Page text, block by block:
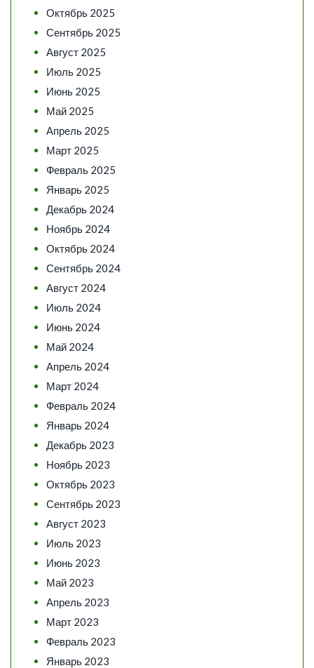
Октябрь 2025
Сентябрь 2025
Август 2025
Июль 2025
Июнь 2025
Май 2025
Апрель 2025
Март 2025
Февраль 2025
Январь 2025
Декабрь 2024
Ноябрь 2024
Октябрь 2024
Сентябрь 2024
Август 2024
Июль 2024
Июнь 2024
Май 2024
Апрель 2024
Март 2024
Февраль 2024
Январь 2024
Декабрь 2023
Ноябрь 2023
Октябрь 2023
Сентябрь 2023
Август 2023
Июль 2023
Июнь 2023
Май 2023
Апрель 2023
Март 2023
Февраль 2023
Январь 2023